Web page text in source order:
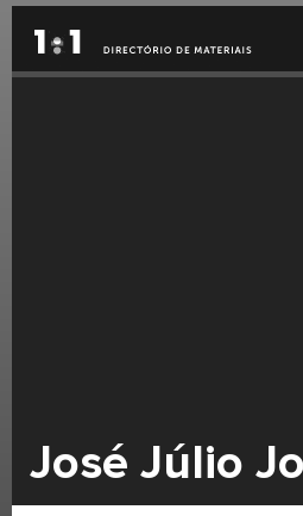
José Júlio